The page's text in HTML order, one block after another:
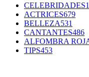
CELEBRIDADES
ACTRICES679
BELLEZA531
CANTANTES486
ALFOMBRA
TIPS453